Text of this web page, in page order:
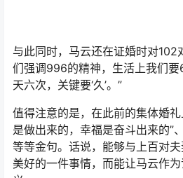
与此同时，马云还在证婚时对102
们强调996的精神，生活上我们要
天六次，关键要‘久’。”
值得注意的是，在此前的集体婚
是做出来的，幸福是奋斗出来的”
等等金句。话说，能够与上百对
美好的一件事情，而能让马云作